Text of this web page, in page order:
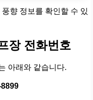
향 정보를 확인할 수 있
장 전화번호
아래와 같습니다.